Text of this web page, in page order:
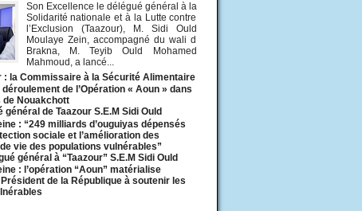
Son Excellence le délégué général à la
Solidarité nationale et à la Lutte contre
l’Exclusion (Taazour), M. Sidi Ould
Moulaye Zein, accompagné du wali d
Brakna, M. Teyib Ould Mohamed
Mahmoud, a lancé...
: la Commissaire à la Sécurité Alimentaire
de l’Opération « Aoun » dans
de Nouakchott
général de Taazour S.E.M Sidi Ould
: “249 milliards d’ouguiyas dépensés
sociale et l’amélioration des
vie des populations vulnérables”
général à “Taazour” S.E.M Sidi Ould
: l’opération “Aoun” matérialise
Président de la République à soutenir les